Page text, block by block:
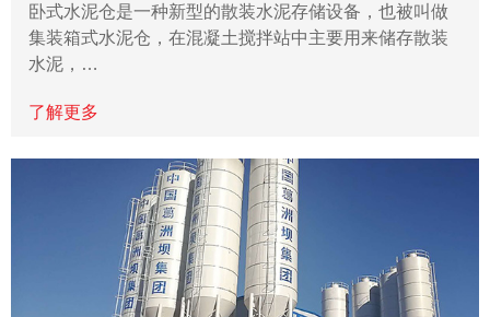
卧式水泥仓是一种新型的散装水泥存储设备，也被叫做
集装箱式水泥仓，在混凝土搅拌站中主要用来储存散装
水泥，…
了解更多